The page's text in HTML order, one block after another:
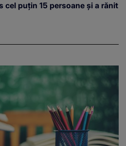
cel puțin 15 persoane și a rănit